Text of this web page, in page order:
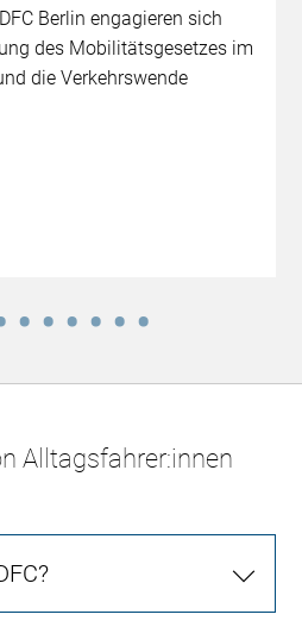
Berlin engagieren sich
des Mobilitätsgesetzes im
die Verkehrswende
Alltagsfahrer:innen